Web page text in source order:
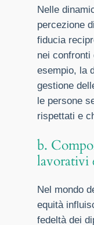
Nelle
percezione
fiducia
nei confronti
esempio, la
gestione
le persone
rispettati e
b.
lavorativi
Nel mondo
equità
fedeltà dei